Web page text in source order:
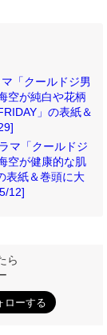
「クールドジ男
空が純白や花柄
」の表紙＆
マ「クールドジ
空が健康的な肌
表紙＆巻頭に大
12]
ら